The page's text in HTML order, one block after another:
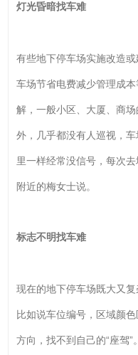
灯光昏暗找车难
有些地下停车场实施改造
车场节省电费减少管理成
解，一般小区、大厦、商
外，几乎都没有人巡视，
里一样经常没信号，每次
附近的梅女士说。
标志不明找车难
现在的地下停车场既大又
比如说车位编号，区域颜
方向，找不到自己的“座驾